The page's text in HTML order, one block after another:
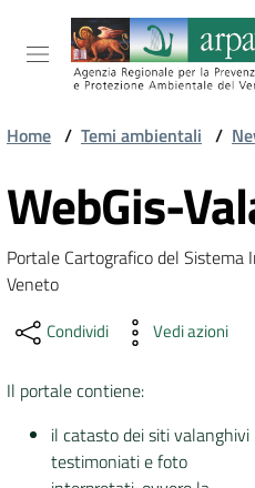
Salta al contenuto
Salta alla navigazione
Salta al footer
TEMI
AMBIENTALI
SERVIZI
Home / Temi ambientali /
Vai al contenuto
WebGis-
Portale Cartografico del Sistema
Veneto
Condividi Vedi azioni
Il portale contiene:
il catasto dei siti valanghivi
testimoniati e foto